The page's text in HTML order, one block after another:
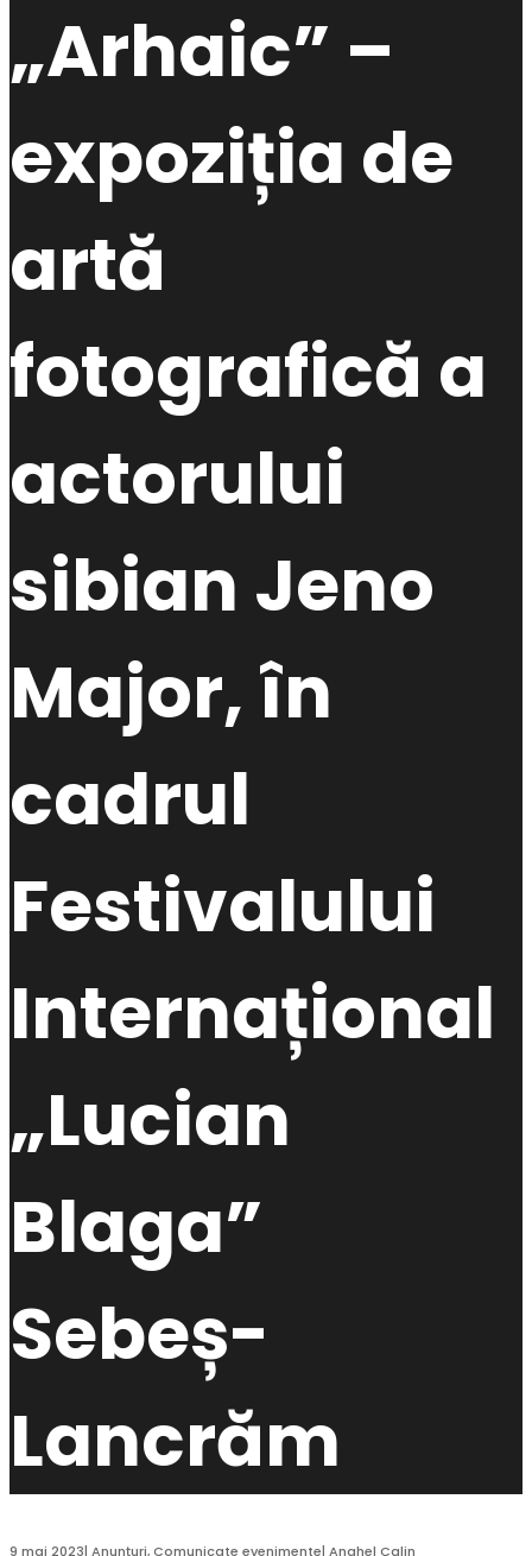
„Arhaic” –
expoziția de
artă
fotografică a
actorului
sibian Jeno
Major, în
cadrul
Festivalului
Internațional
„Lucian
Blaga”
Sebeș-
Lancrăm
9 mai 2023| Anunțuri,Comunicate evenimente| Anghel Calin